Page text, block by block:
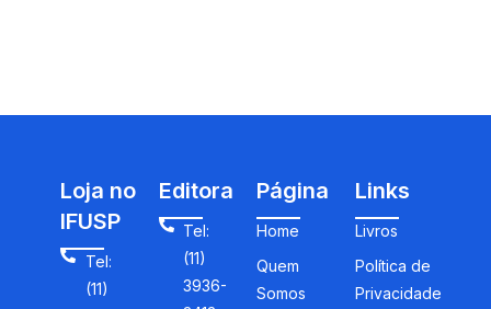
Loja no
IFUSP
Tel:
(11)
Editora
Tel:
(11)
3936-
Página
Home
Quem
Somos
Links
Livros
Política de
Privacidade